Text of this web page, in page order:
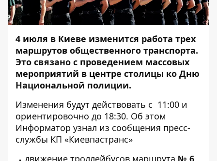
4 июля в Киеве изменится работа трех
маршрутов общественного транспорта.
Это связано с проведением массовых
мероприятий в центре столицы ко Дню
Национальной полиции.
Изменения будут действовать с 11:00 и
ориентировочно до 18:30. Об этом
Информатор узнал из сообщения пресс-
службы КП «Киевпастранс»
движение троллейбусов маршрута № 6